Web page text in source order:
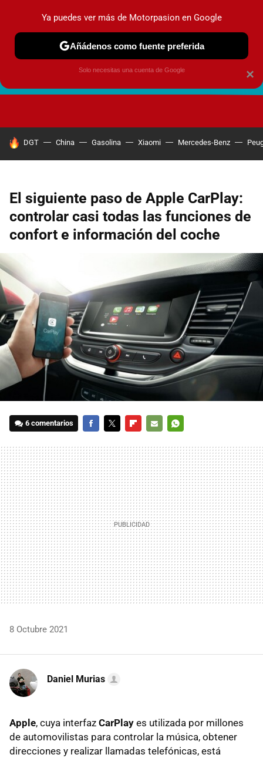
HOY SE HABLA DE
DGT China Gasolina Xiaomi Mercedes-Benz
El siguiente paso de Apple CarPlay:
controlar casi todas las funciones de
confort e información del coche
6 comentarios
MAIL
8 Octubre 2021
Daniel Murias
Apple, cuya interfaz CarPlay es utilizada por millones
de automovilistas para controlar la música, obtener
direcciones y realizar llamadas telefónicas, está
×
Ya puedes ver más de Motorpasion en Google
Añádenos como fuente preferida
Solo necesitas una cuenta de Google